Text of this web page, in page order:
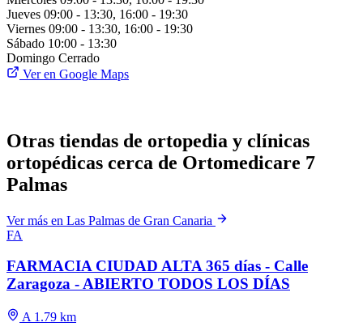
Jueves 09:00 - 13:30, 16:00 - 19:30
Viernes 09:00 - 13:30, 16:00 - 19:30
Sábado 10:00 - 13:30
Domingo Cerrado
Ver en Google Maps
Otras tiendas de ortopedia y clínicas
ortopédicas cerca de Ortomedicare 7
Palmas
Ver más en Las Palmas de Gran Canaria
FA
FARMACIA CIUDAD ALTA 365 días - Calle
Zaragoza - ABIERTO TODOS LOS DÍAS
A 1.79 km